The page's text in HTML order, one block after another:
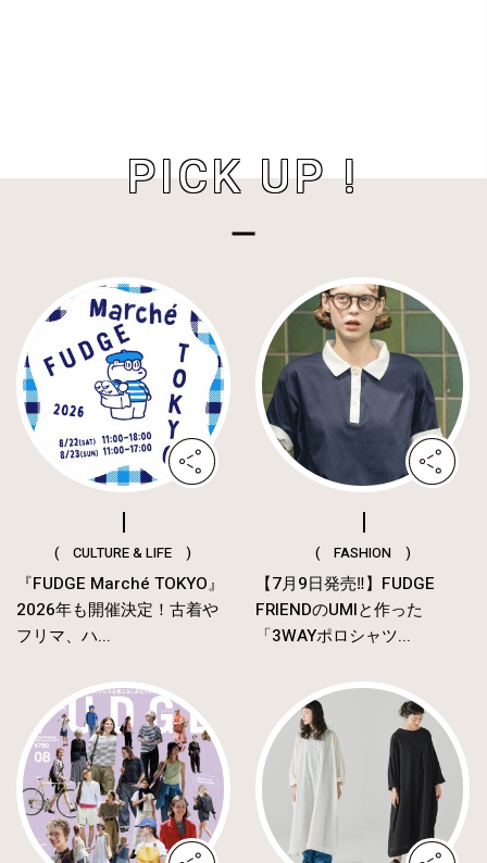
PICK UP !
( CULTURE & LIFE )
『FUDGE Marché TOKYO』
2026年も開催決定！古着や
フリマ、ハ...
( FASHION )
【7月9日発売‼︎】FUDGE
FRIENDのUMIと作った
「3WAYポロシャツ...